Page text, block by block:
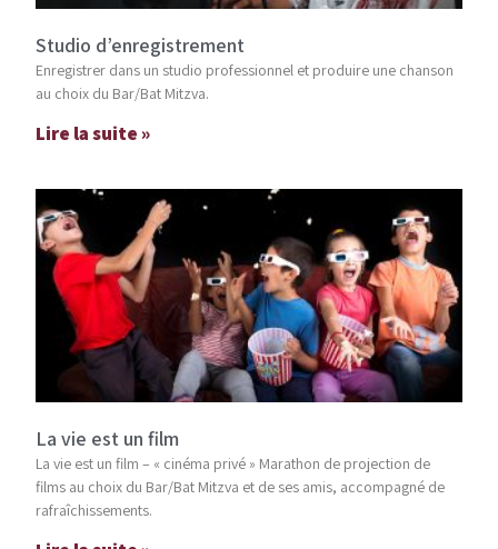
Studio d’enregistrement
Enregistrer dans un studio professionnel et produire une chanson
au choix du Bar/Bat Mitzva.
Lire la suite »
La vie est un film
La vie est un film – « cinéma privé » Marathon de projection de
films au choix du Bar/Bat Mitzva et de ses amis, accompagné de
rafraîchissements.